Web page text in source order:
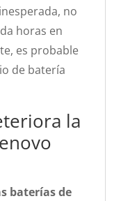
no
horas en
es probable
de batería
la
baterías de